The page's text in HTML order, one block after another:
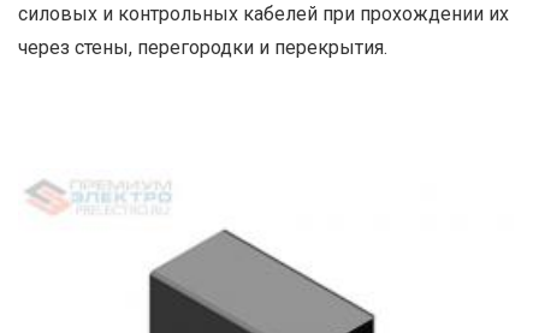
силовых и контрольных кабелей при прохождении их
через стены, перегородки и перекрытия.